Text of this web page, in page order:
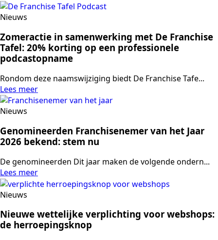
Nieuws
Zomeractie in samenwerking met De Franchise
Tafel: 20% korting op een professionele
podcastopname
Rondom deze naamswijziging biedt De Franchise Tafe...
Lees meer
Nieuws
Genomineerden Franchisenemer van het Jaar
2026 bekend: stem nu
De genomineerden Dit jaar maken de volgende ondern...
Lees meer
Nieuws
Nieuwe wettelijke verplichting voor webshops:
de herroepingsknop